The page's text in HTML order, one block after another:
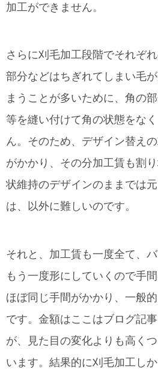
加工ができません。
さらに刈毛加工段階でそれぞ
部分などはちぎれてしまい毛
まうことが多いために、角の
等を縫い付けて角の状態をな
ん。そのため、デザイン替え
がかかり、その分加工賃も割
状維持のデザインのままでは
は、以外に難しいのです。
それと、加工賃も一度全て、
もう一度形にしていくので手
ほぼ同じ手間がかかり、一般
です。金額はここはブログ記
が、見た目の変化よりも高く
います。結果的に刈毛加工し